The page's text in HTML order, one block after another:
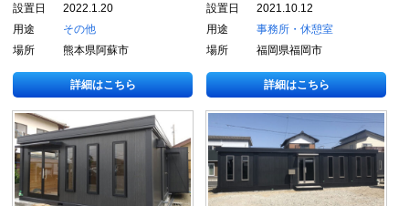
設置日
2022.1.20
用途
その他
場所
熊本県阿蘇市
詳細はこちら
設置日
2021.10.12
用途
事務所・休憩室
場所
福岡県福岡市
詳細はこちら